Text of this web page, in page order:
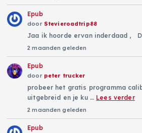
Epub
door Stevieroadtrip88
Jaa ik hoorde ervan inderdaad ,
2 maanden geleden
Epub
door peter trucker
probeer het gratis programma
uitgebreid en je ku … Lees verder
2 maanden geleden
Epub